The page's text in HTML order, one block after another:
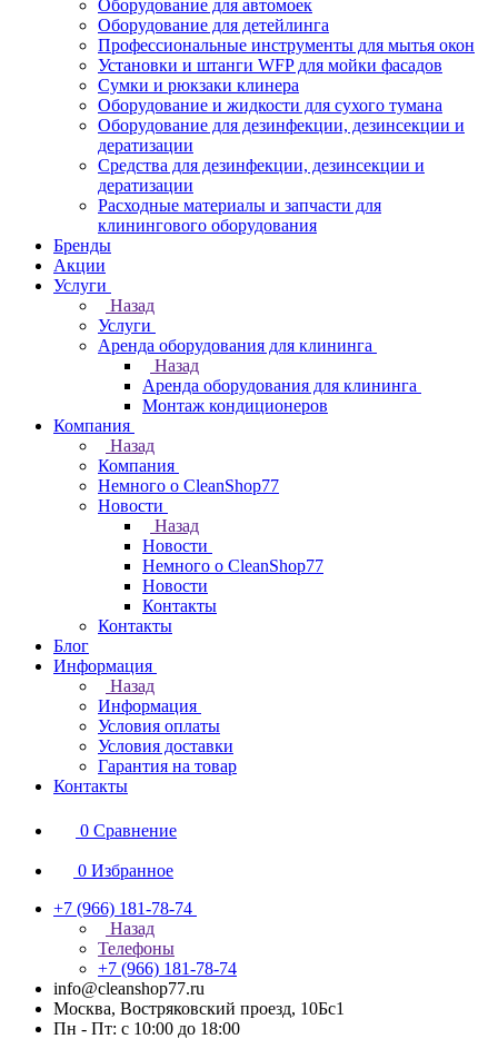
Оборудование для автомоек
Оборудование для детейлинга
Профессиональные инструменты для мытья окон
Установки и штанги WFP для мойки фасадов
Сумки и рюкзаки клинера
Оборудование и жидкости для сухого тумана
Оборудование для дезинфекции, дезинсекции и
дератизации
Средства для дезинфекции, дезинсекции и
дератизации
Расходные материалы и запчасти для
клинингового оборудования
Бренды
Акции
Услуги
Назад
Услуги
Аренда оборудования для клининга
Назад
Аренда оборудования для клининга
Монтаж кондиционеров
Компания
Назад
Компания
Немного о CleanShop77
Новости
Назад
Новости
Немного о CleanShop77
Новости
Контакты
Контакты
Блог
Информация
Назад
Информация
Условия оплаты
Условия доставки
Гарантия на товар
Контакты
0 Сравнение
0 Избранное
+7 (966) 181-78-74
Назад
Телефоны
+7 (966) 181-78-74
info@cleanshop77.ru
Москва, Востряковский проезд, 10Бс1
Пн - Пт: с 10:00 до 18:00